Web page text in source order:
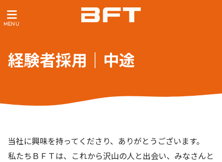
経験者採用｜中途
当社に興味を持ってくださり、ありがとうございます。
私たちＢＦＴは、これから沢山の人と出会い、みなさんと